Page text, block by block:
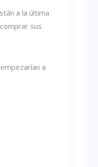
a la última
sus
a